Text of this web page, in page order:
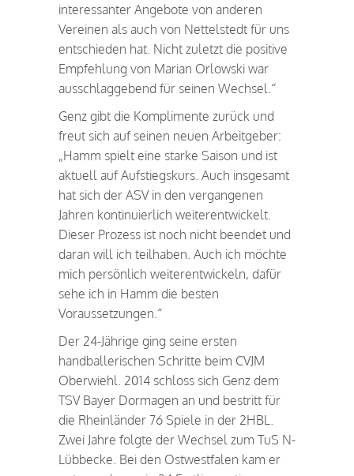
interessanter Angebote von anderen
Vereinen als auch von Nettelstedt für uns
entschieden hat. Nicht zuletzt die positive
Empfehlung von Marian Orlowski war
ausschlaggebend für seinen Wechsel.“
Genz gibt die Komplimente zurück und
freut sich auf seinen neuen Arbeitgeber:
„Hamm spielt eine starke Saison und ist
aktuell auf Aufstiegskurs. Auch insgesamt
hat sich der ASV in den vergangenen
Jahren kontinuierlich weiterentwickelt.
Dieser Prozess ist noch nicht beendet und
daran will ich teilhaben. Auch ich möchte
mich persönlich weiterentwickeln, dafür
sehe ich in Hamm die besten
Voraussetzungen.“
Der 24-Jährige ging seine ersten
handballerischen Schritte beim CVJM
Oberwiehl. 2014 schloss sich Genz dem
TSV Bayer Dormagen an und bestritt für
die Rheinländer 76 Spiele in der 2HBL.
Zwei Jahre folgte der Wechsel zum TuS N-
Lübbecke. Bei den Ostwestfalen kam er